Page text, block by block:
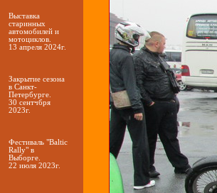
Выставка
старинных
автомобилей и
мотоциклов.
13 апреля 2024г.
Закрытие сезона
в Санкт-
Петербурге.
30 сентчбря
2023г.
Фестиваль "Baltic
Rally" в
Выборге.
22 июля 2023г.